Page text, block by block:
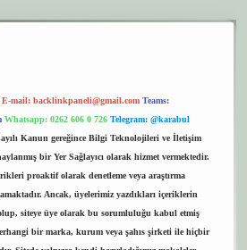
E-mail: backlinkpaneli@gmail.com Teams:
Whatsapp: 0262 606 0 726 Telegram: @karabul
Kanun gereğince Bilgi Teknolojileri ve İletişim
bir Yer Sağlayıcı olarak hizmet vermektedir.
proaktif olarak denetleme veya araştırma
Ancak, üyelerimiz yazdıkları içeriklerin
siteye üye olarak bu sorumluluğu kabul etmiş
bir marka, kurum veya şahıs şirketi ile hiçbir